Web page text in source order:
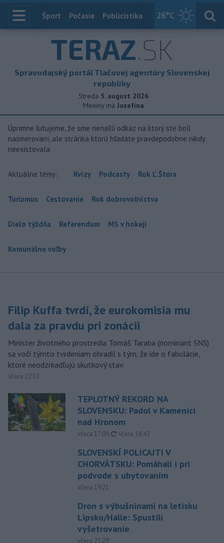
26°C
Index
Šport Počasie Publicistika Slovensko
TERAZ.SK
Spravodajský portál Tlačovej agentúry Slovenskej
republiky
Streda 5. august 2026
Meniny má Jozefína
Úprimne ľutujeme, že sme nenašli odkaz na ktorý ste boli
nasmerovaní, ale stránka ktorú hľadáte pravdepodobne nikdy
neexistovala
Aktuálne témy: Kvízy Podcasty Rok Ľ.Štúra
Turizmus Cestovanie Rok dobrovoľníctva
Dielo týždňa Referendum MS v hokeji
Komunálne voľby
Filip Kuffa tvrdí, že eurokomisia mu
dala za pravdu pri zonácii
Minister životného prostredia Tomáš Taraba (nominant SNS)
sa voči týmto tvrdeniam ohradil s tým, že ide o fabulácie,
ktoré neodzrkadľujú skutkový stav.
včera 22:53
TEPLOTNÝ REKORD NA
SLOVENSKU: Padol v Kamenici
nad Hronom
včera 17:09, aktualizované
včera 18:42
SLOVENSKÍ POLICAJTI V
CHORVÁTSKU: Pomáhali i pri
podvode s ubytovaním
včera 19:21
Dron s výbušninami na letisku
Lipsko/Halle: Spustili
vyšetrovanie
včera 21:29